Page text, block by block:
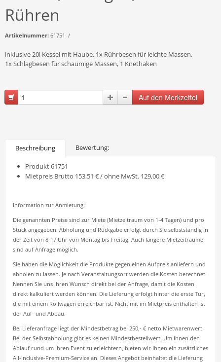
Rühren
Artikelnummer: 61751 /
inklusive 20l Kessel mit Haube, 1x Rührbesen für leichte Massen,
1x Schlagbesen für schaumige Massen, 1 Knethaken
Beschreibung Bewertung:
Produkt 61751
Mietpreis Brutto 153,51 € / ohne MwSt. 129,00 €
Information zur Anmietung:
Die genannten Preise sind zur Miete (Mietzeitraum von 1-4 Tagen) und pro
Stück angegeben. Abholung und Rückgabe erfolgt durch Sie selbstständig in
der Zeit von 8-17 Uhr von Montag bis Freitag. Auch längere Mietzeiträume
sind auf Anfrage möglich.
Sie haben die Möglichkeit die Produkte gegen einen Aufpreis anliefern und
abholen zu lassen. Je nach Veranstaltungsort werden die Kosten berechnet.
Nennen Sie uns Ihren Wunsch direkt bei der Anfrage, damit die Kosten
direkt kalkuliert werden können. Die Lieferung erfolgt hinter die erste Tür,
die mit einem Rollwagen erreichbar ist. Nicht mit im Mietpreis enthalten ist
der Auf- und Abbau.
Bei Lieferanfrage liegt der Mindestbetrag bei 250,- € netto Mietwarenwert.
Bei der Selbstabholung gibt es keinen Mindestbestellwert. Um Ihnen den
Ablauf rund um Ihren Event zu erleichtern, bieten wir Ihnen ein zusätzliches
All-Inclusive-Premium-Service an. Dieses Angebot beinhaltet die Lieferung